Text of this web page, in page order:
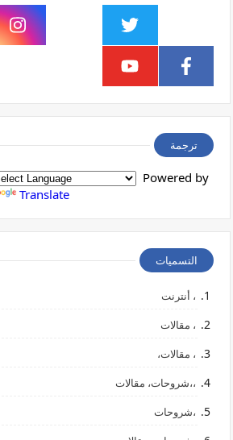
ترجمة
Powered by
Translate
التسميات
، أنترنت
، مقالات
، مقالات،
،،شروحات، مقالات
،شروحات